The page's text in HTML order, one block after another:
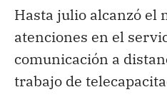
Hasta julio alcanzó el
atenciones en el
comunicación a
trabajo de